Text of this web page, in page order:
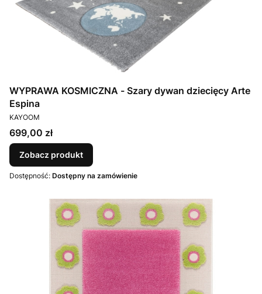
WYPRAWA KOSMICZNA - Szary dywan dziecięcy Arte
Espina
PRODUCENT
KAYOOM
Cena
699,00 zł
Zobacz produkt
Dostępność: Dostępny na zamówienie